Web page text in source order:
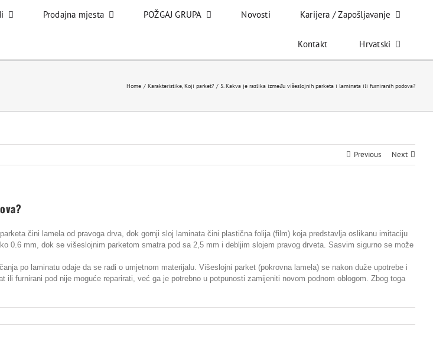
Prodajna mjesta POŽGAJ GRUPA Novosti Karijera / Zapošljavanje
Kontakt Hrvatski
Home Karakteristike Koji parket? 5. Kakva je razlika između višeslojnih parketa i laminata ili furniranih podova?
Previous Next
čini lamela od pravoga drva, dok gornji sloj laminata čini plastična folija (film) koja predstavlja oslikanu imitaciju
0.6 mm, dok se višeslojnim parketom smatra pod sa 2,5 mm i debljim slojem pravog drveta. Sasvim sigurno se može
po laminatu odaje da se radi o umjetnom materijalu. Višeslojni parket (pokrovna lamela) se nakon duže upotrebe i
furnirani pod nije moguće reparirati, već ga je potrebno u potpunosti zamijeniti novom podnom oblogom. Zbog toga